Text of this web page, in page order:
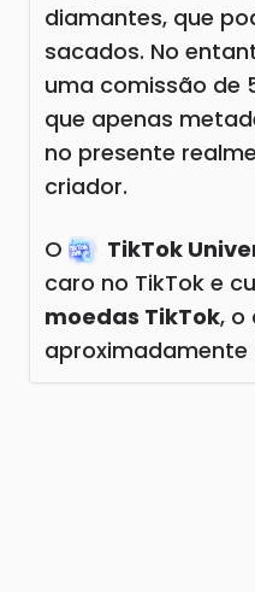
diamantes, que
sacados. No
uma comissão de
que apenas
no presente
criador.
O TikTok
caro no TikTok e
moedas TikTok, o
aproximadamente